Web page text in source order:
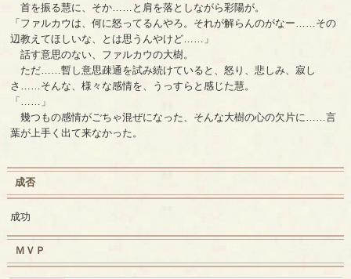
首を振る慧に、そか……と肩を落としながら彩陽が。
「ファルカウは、何に怒ってるんやろ。それが解らんのがなー……その
辺教えてほしいな、とは思うんやけど……」
話す意思のない、ファルカウの大樹。
ただ……暫し意思疎通を試み続けていると、怒り、悲しみ、寂し
さ……そんな、様々な感情を、うっすらと感じた慧。
「……」
幾つもの感情がごちゃ混ぜになった、そんな大樹の心の欠片に……言
葉が上手く出て来なかった。
成否
成功
ＭＶＰ